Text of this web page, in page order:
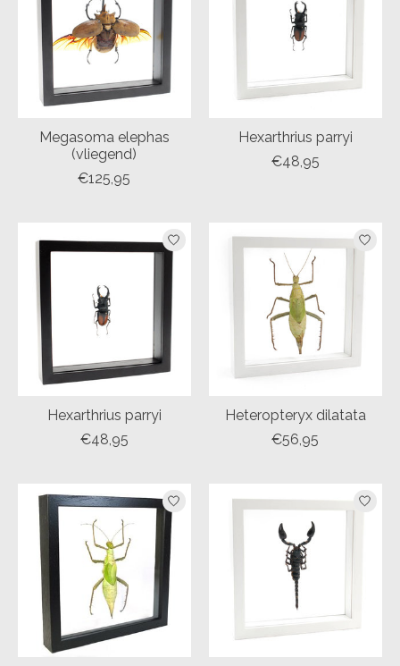
Megasoma elephas
(vliegend)
€125,95
Hexarthrius parryi
€48,95
Hexarthrius parryi
€48,95
Heteropteryx dilatata
€56,95